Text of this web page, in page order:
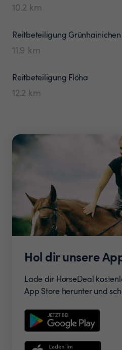
10.2 km
Reitbeteiligung Grünhainichen
11.9 km
Reitbeteiligung Flöha
12.2 km
Hol dir unsere
Lade dir HorseDeal
App Store herunter und